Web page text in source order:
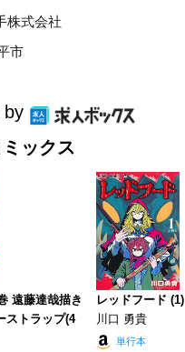
株式会社
市
by
ックス
遠藤達哉描き
ストラップ(4
レッドフード (1)
川口 勇貴
単行本